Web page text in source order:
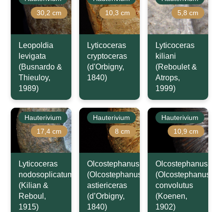
30,2 cm
Leopoldia
levigata
(Busnardo &
Thieuloy,
1989)
10,3 cm
Lyticoceras
cryptoceras
(d'Orbigny,
1840)
5,8 cm
Lyticoceras
kiliani
(Reboulet &
Atrops,
1999)
Hauterivium
17,4 cm
Lyticoceras
nodosoplicatum
(Kilian &
Reboul,
1915)
Hauterivium
8 cm
Olcostephanus
(Olcostephanus)
astiericeras
(d’Orbigny,
1840)
Hauterivium
10,9 cm
Olcostephanus
(Olcostephanus)
convolutus
(Koenen,
1902)